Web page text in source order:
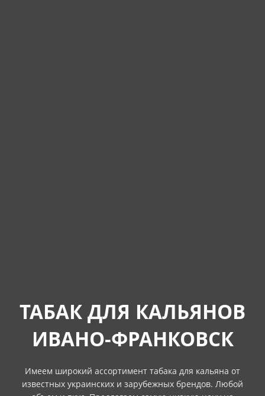
ТАБАК ДЛЯ КАЛЬЯНОВ
ИВАНО-ФРАНКОВСК
Имеем широкий ассортимент табака для кальяна от
известных украинских и зарубежных брендов. Любой